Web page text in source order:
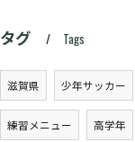
タグ Tags
滋賀県 少年サッカー
練習メニュー 高学年